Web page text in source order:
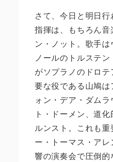
さて、今日と明日
指揮は、もちろん
ン・ノット。歌手
ノールのトルステ
がソプラノのドロ
要な役である山鳩
ォン・デア・ダム
ト・ドーメン、道
ルンスト。これも
ー・トーマス・ア
響の演奏会で圧倒